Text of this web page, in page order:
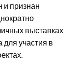
и признан
выставках
для участия в